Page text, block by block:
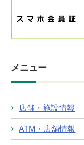
メニュー
店舗・施設情報
ATM・店舗情報